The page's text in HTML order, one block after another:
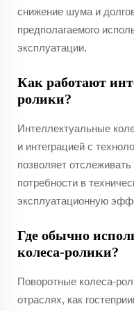
снижение шума и
предполагаемого
эксплуатации.
Как работают
ролики?
Интеллектуальные
и интеграцией с
позволяет
потребности в
эксплуатационную
Где обычно
колеса-ролики?
Поворотные колеса-
отраслях, как